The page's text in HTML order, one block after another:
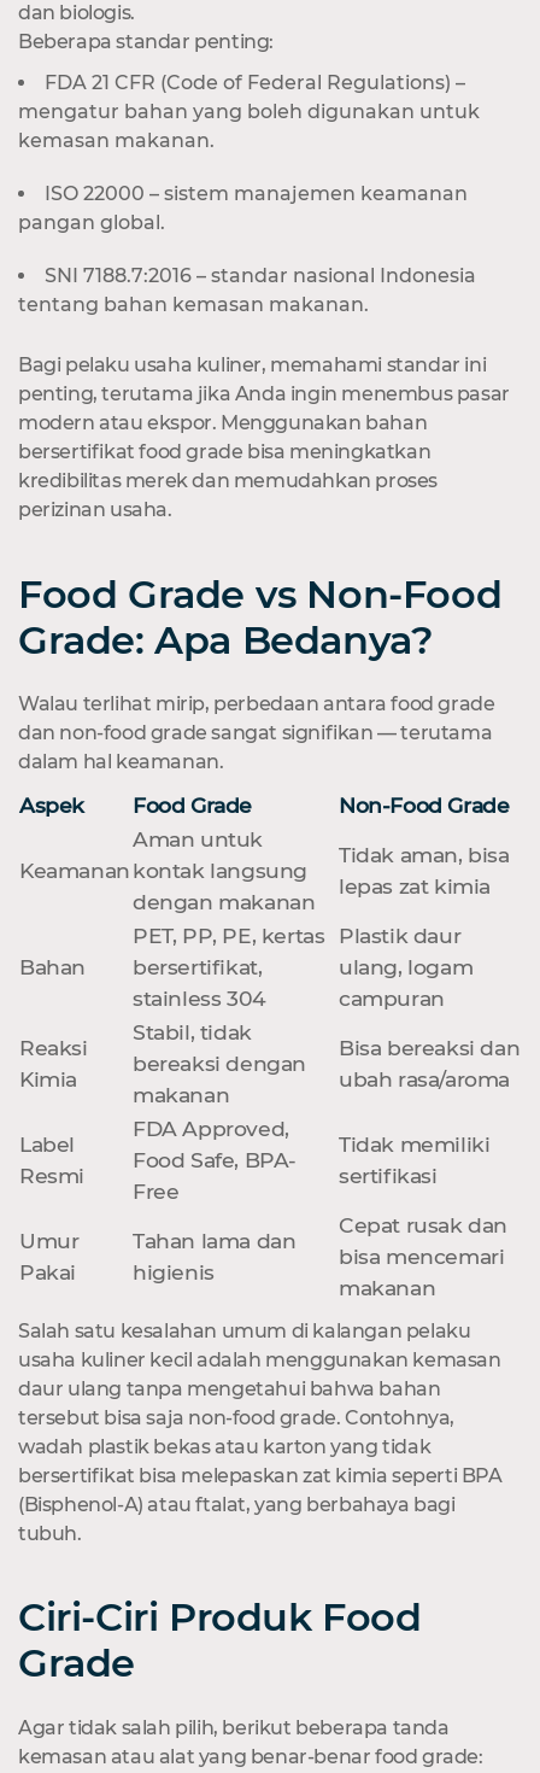
dan biologis.
Beberapa standar penting:
FDA 21 CFR (Code of Federal Regulations) –
mengatur bahan yang boleh digunakan untuk
kemasan makanan.
ISO 22000 – sistem manajemen keamanan
pangan global.
SNI 7188.7:2016 – standar nasional Indonesia
tentang bahan kemasan makanan.
Bagi pelaku usaha kuliner, memahami standar ini
penting, terutama jika Anda ingin menembus pasar
modern atau ekspor. Menggunakan bahan
bersertifikat food grade bisa meningkatkan
kredibilitas merek dan memudahkan proses
perizinan usaha.
Food Grade vs Non-Food
Grade: Apa Bedanya?
Walau terlihat mirip, perbedaan antara food grade
dan non-food grade sangat signifikan — terutama
dalam hal keamanan.
Aspek Food Grade Non-Food Grade
Keamanan
Aman untuk
kontak langsung
dengan makanan
Tidak aman, bisa
lepas zat kimia
Bahan
PET, PP, PE, kertas
bersertifikat,
stainless 304
Plastik daur
ulang, logam
campuran
Reaksi
Kimia
Stabil, tidak
bereaksi dengan
makanan
Bisa bereaksi dan
ubah rasa/aroma
Label
Resmi
FDA Approved,
Food Safe, BPA-
Free
Tidak memiliki
sertifikasi
Umur
Pakai
Tahan lama dan
higienis
Cepat rusak dan
bisa mencemari
makanan
Salah satu kesalahan umum di kalangan pelaku
usaha kuliner kecil adalah menggunakan kemasan
daur ulang tanpa mengetahui bahwa bahan
tersebut bisa saja non-food grade. Contohnya,
wadah plastik bekas atau karton yang tidak
bersertifikat bisa melepaskan zat kimia seperti BPA
(Bisphenol-A) atau ftalat, yang berbahaya bagi
tubuh.
Ciri-Ciri Produk Food
Grade
Agar tidak salah pilih, berikut beberapa tanda
kemasan atau alat yang benar-benar food grade: